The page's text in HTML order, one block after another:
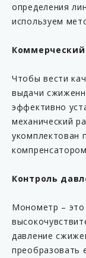
определения
используем
Коммерческий
Чтобы вести
выдачи
эффективно
механический
укомплектован
Контроль
Монометр –
давление
преобразовать